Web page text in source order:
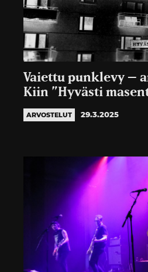
Vaiettu punklevy –
Kiin ”Hyvästi
ARVOSTELUT 29.3.2025